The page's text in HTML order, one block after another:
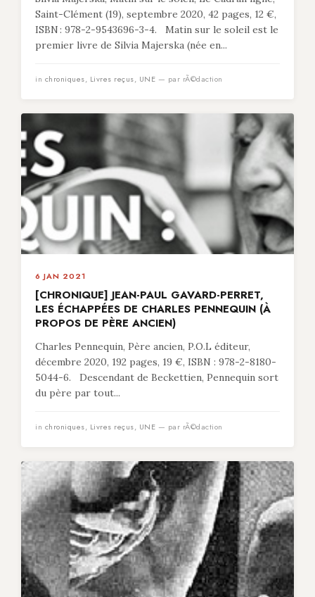
Saint-Clément (19), septembre 2020, 42 pages, 12 €,
ISBN : 978-2-9543696-3-4. Matin sur le soleil est le
premier livre de Silvia Majerska (née en...
in chroniques, Livres reçus, UNE — par rÃ©daction
6 JAN 2021
[CHRONIQUE] JEAN-PAUL GAVARD-PERRET,
LES ÉCHAPPÉES DE CHARLES PENNEQUIN (À
PROPOS DE PÈRE ANCIEN)
Charles Pennequin, Père ancien, P.O.L éditeur,
décembre 2020, 192 pages, 19 €, ISBN : 978-2-8180-
5044-6. Descendant de Beckettien, Pennequin sort
du père par tout...
in chroniques, Livres reçus, UNE — par rÃ©daction